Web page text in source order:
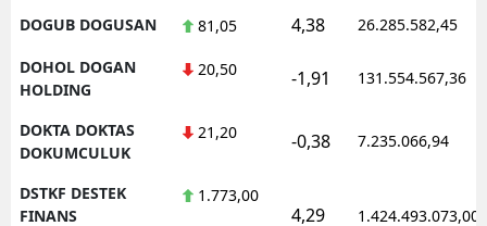
DOGUB DOGUSAN 81,05 4,38 26.285.582,45
DOHOL DOGAN
HOLDING
20,50 -1,91 131.554.567,36
DOKTA DOKTAS
DOKUMCULUK
21,20 -0,38 7.235.066,94
DSTKF DESTEK
FINANS
1.773,00
4,29 1.424.493.073,00